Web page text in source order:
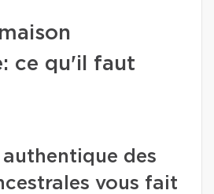
ce qu'il faut
authentique des
vous fait